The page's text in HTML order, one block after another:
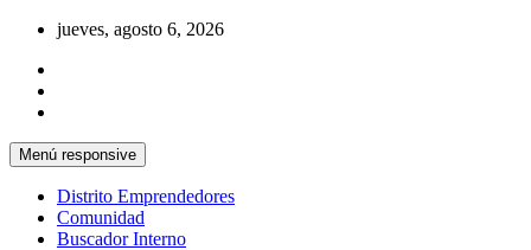
Saltar
contenido
jueves, agosto 6, 2026
Menú responsive
Distrito Emprendedores
Comunidad
Buscador Interno